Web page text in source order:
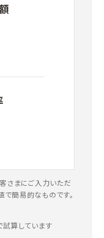
さまにご入力いただ
簡易的なものです。
算しています